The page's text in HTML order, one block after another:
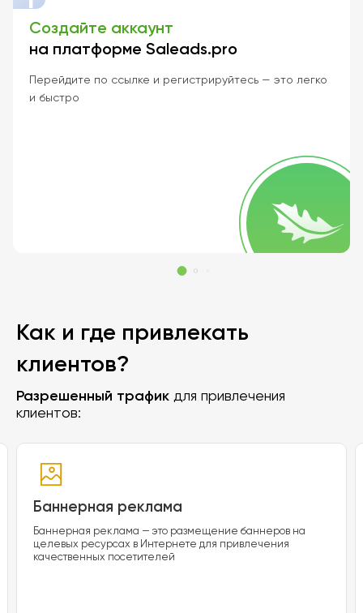
Создайте аккаунт
на платформе Saleads.pro
Перейдите по ссылке и регистрируйтесь — это легко
и быстро
Как и где привлекать
клиентов?
Разрешенный трафик для привлечения
клиентов:
Баннерная реклама
Баннерная реклама — это размещение баннеров на
целевых ресурсах в Интернете для привлечения
качественных посетителей